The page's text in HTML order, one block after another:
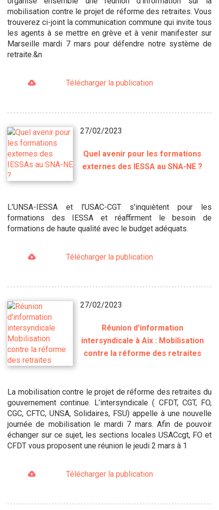
mobilisation contre le projet de réforme des retraites. Vous
trouverez ci-joint la communication commune qui invite tous
les agents à se mettre en grève et à venir manifester sur
Marseille mardi 7 mars pour défendre notre système de
retraite.&n
Télécharger la publication
27/02/2023
Quel avenir pour les formations
externes des IESSA au SNA-NE ?
L’UNSA-IESSA et l’USAC-CGT s'inquiètent pour les
formations des IESSA et réaffirment le besoin de
formations de haute qualité avec le budget adéquats.
Télécharger la publication
27/02/2023
Réunion d'information
intersyndicale à Aix : Mobilisation
contre la réforme des retraites
La mobilisation contre le projet de réforme des retraites du
gouvernement continue. L’intersyndicale ( CFDT, CGT, FO,
CGC, CFTC, UNSA, Solidaires, FSU) appelle à une nouvelle
journée de mobilisation le mardi 7 mars. Afin de pouvoir
échanger sur ce sujet, les sections locales USACcgt, FO et
CFDT vous proposent une réunion le jeudi 2 mars à 1
Télécharger la publication